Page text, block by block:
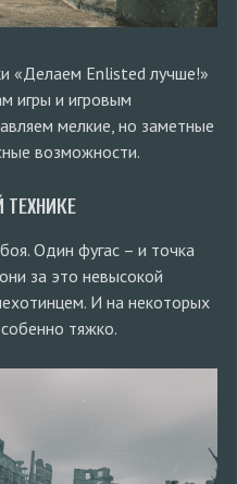
«Делаем Enlisted лучше!»
игры и игровым
мелкие, но заметные
возможности.
Один фугас – и точка
за это невысокой
И на некоторых
тяжко.